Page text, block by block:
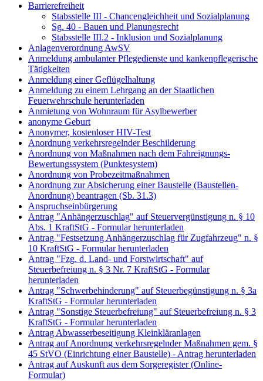
Barrierefreiheit
Stabsstelle III - Chancengleichheit und Sozialplanung
Sg. 40 - Bauen und Planungsrecht
Stabsstelle III.2 - Inklusion und Sozialplanung
Anlagenverordnung AwSV
Anmeldung ambulanter Pflegedienste und kankenpflegerische
Tätigkeiten
Anmeldung einer Geflügelhaltung
Anmeldung zu einem Lehrgang an der Staatlichen
Feuerwehrschule herunterladen
Anmietung von Wohnraum für Asylbewerber
anonyme Geburt
Anonymer, kostenloser HIV-Test
Anordnung verkehrsregelnder Beschilderung
Anordnung von Maßnahmen nach dem Fahreignungs-
Bewertungssystem (Punktesystem)
Anordnung von Probezeitmaßnahmen
Anordnung zur Absicherung einer Baustelle (Baustellen-
Anordnung) beantragen (Sb. 31.3)
Anspruchseinbürgerung
Antrag "Anhängerzuschlag" auf Steuervergünstigung n. § 10
Abs. 1 KraftStG - Formular herunterladen
Antrag "Festsetzung Anhängerzuschlag für Zugfahrzeug" n. §
10 KraftStG - Formular herunterladen
Antrag "Fzg. d. Land- und Forstwirtschaft" auf
Steuerbefreiung n. § 3 Nr. 7 KraftStG - Formular
herunterladen
Antrag "Schwerbehinderung" auf Steuerbegünstigung n. § 3a
KraftStG - Formular herunterladen
Antrag "Sonstige Steuerbefreiung" auf Steuerbefreiung n. § 3
KraftStG - Formular herunterladen
Antrag Abwasserbeseitigung Kleinkläranlagen
Antrag auf Anordnung verkehrsregelnder Maßnahmen gem. §
45 StVO (Einrichtung einer Baustelle) - Antrag herunterladen
Antrag auf Auskunft aus dem Sorgeregister (Online-
Formular)